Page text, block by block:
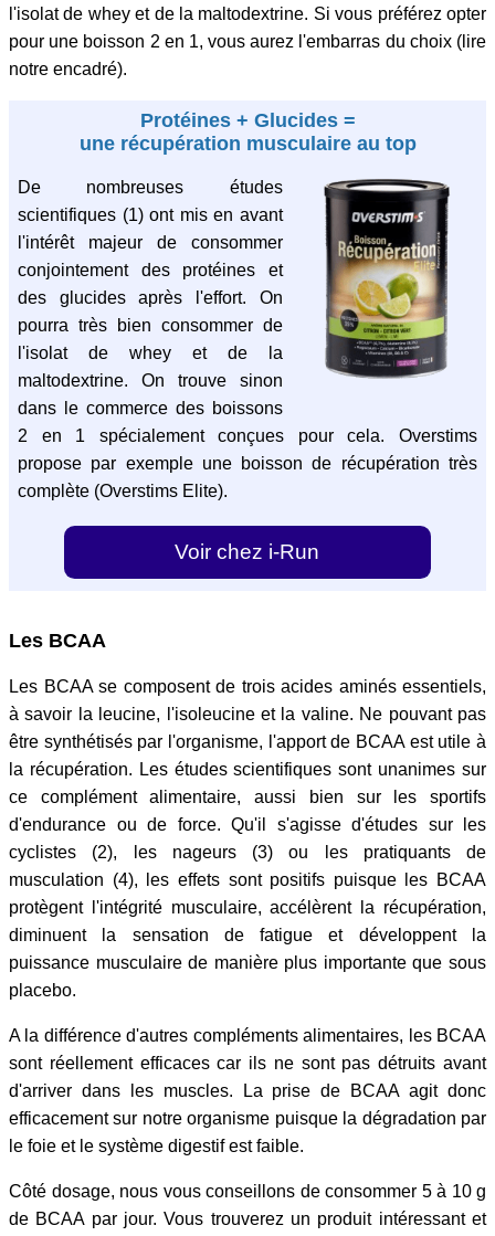
l'isolat de whey et de la maltodextrine. Si vous préférez opter
pour une boisson 2 en 1, vous aurez l'embarras du choix (lire
notre encadré).
Protéines + Glucides =
une récupération musculaire au top
De nombreuses études
scientifiques (1) ont mis en avant
l'intérêt majeur de consommer
conjointement des protéines et
des glucides après l'effort. On
pourra très bien consommer de
l'isolat de whey et de la
maltodextrine. On trouve sinon
dans le commerce des boissons
2 en 1 spécialement conçues pour cela. Overstims
propose par exemple une boisson de récupération très
complète (Overstims Elite).
Voir chez i-Run
Les BCAA
Les BCAA se composent de trois acides aminés essentiels,
à savoir la leucine, l'isoleucine et la valine. Ne pouvant pas
être synthétisés par l'organisme, l'apport de BCAA est utile à
la récupération. Les études scientifiques sont unanimes sur
ce complément alimentaire, aussi bien sur les sportifs
d'endurance ou de force. Qu'il s'agisse d'études sur les
cyclistes (2), les nageurs (3) ou les pratiquants de
musculation (4), les effets sont positifs puisque les BCAA
protègent l'intégrité musculaire, accélèrent la récupération,
diminuent la sensation de fatigue et développent la
puissance musculaire de manière plus importante que sous
placebo.
A la différence d'autres compléments alimentaires, les BCAA
sont réellement efficaces car ils ne sont pas détruits avant
d'arriver dans les muscles. La prise de BCAA agit donc
efficacement sur notre organisme puisque la dégradation par
le foie et le système digestif est faible.
Côté dosage, nous vous conseillons de consommer 5 à 10 g
de BCAA par jour. Vous trouverez un produit intéressant et